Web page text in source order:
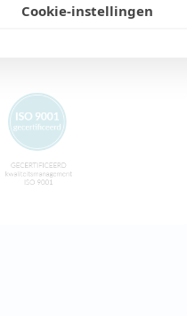
Cookie-instellingen